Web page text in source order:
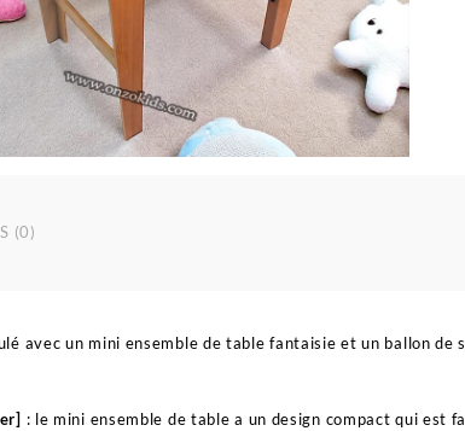
(0)
avec un mini ensemble de table fantaisie et un ballon
: le mini ensemble de table a un design compact qui est